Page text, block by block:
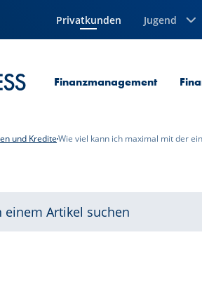
Privatkunden
Aktuelle Seite Jugend
Finanzmanagement
und KrediteWie viel kann ich maximal mit der
einem Artikel suchen